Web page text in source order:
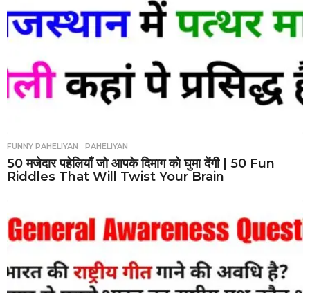
FUNNY PAHELIYAN ,PAHELIYAN
50 मजेदार पहेलियाँ जो आपके दिमाग को घुमा देंगी | 50 Fun
Riddles That Will Twist Your Brain